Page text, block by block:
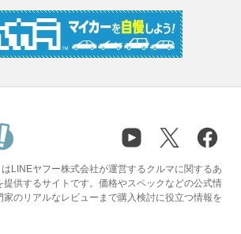
LINEヤフー株式会社が運営するクルマに関するあ
提供するサイトです。価格やスペックなどの公式情
のリアルなレビューまで購入検討に役立つ情報を